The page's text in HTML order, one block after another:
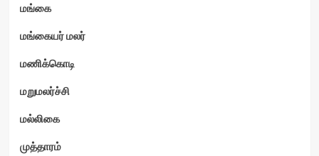
மங்கை
மங்கையர் மலர்
மணிக்கொடி
மறுமலர்ச்சி
மல்லிகை
முத்தாரம்